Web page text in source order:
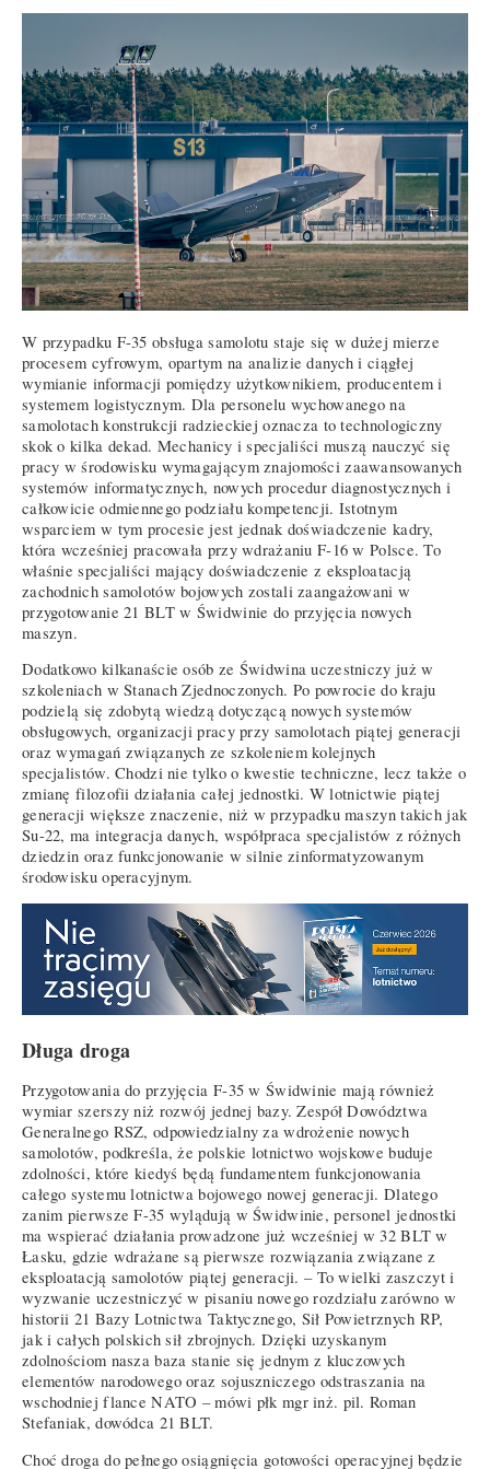
W przypadku F-35 obsługa samolotu staje się w dużej mierze
procesem cyfrowym, opartym na analizie danych i ciągłej
wymianie informacji pomiędzy użytkownikiem, producentem i
systemem logistycznym. Dla personelu wychowanego na
samolotach konstrukcji radzieckiej oznacza to technologiczny
skok o kilka dekad. Mechanicy i specjaliści muszą nauczyć się
pracy w środowisku wymagającym znajomości zaawansowanych
systemów informatycznych, nowych procedur diagnostycznych i
całkowicie odmiennego podziału kompetencji. Istotnym
wsparciem w tym procesie jest jednak doświadczenie kadry,
która wcześniej pracowała przy wdrażaniu F-16 w Polsce. To
właśnie specjaliści mający doświadczenie z eksploatacją
zachodnich samolotów bojowych zostali zaangażowani w
przygotowanie 21 BLT w Świdwinie do przyjęcia nowych
maszyn.
Dodatkowo kilkanaście osób ze Świdwina uczestniczy już w
szkoleniach w Stanach Zjednoczonych. Po powrocie do kraju
podzielą się zdobytą wiedzą dotyczącą nowych systemów
obsługowych, organizacji pracy przy samolotach piątej generacji
oraz wymagań związanych ze szkoleniem kolejnych
specjalistów. Chodzi nie tylko o kwestie techniczne, lecz także o
zmianę filozofii działania całej jednostki. W lotnictwie piątej
generacji większe znaczenie, niż w przypadku maszyn takich jak
Su-22, ma integracja danych, współpraca specjalistów z różnych
dziedzin oraz funkcjonowanie w silnie zinformatyzowanym
środowisku operacyjnym.
Długa droga
Przygotowania do przyjęcia F-35 w Świdwinie mają również
wymiar szerszy niż rozwój jednej bazy. Zespół Dowództwa
Generalnego RSZ, odpowiedzialny za wdrożenie nowych
samolotów, podkreśla, że polskie lotnictwo wojskowe buduje
zdolności, które kiedyś będą fundamentem funkcjonowania
całego systemu lotnictwa bojowego nowej generacji. Dlatego
zanim pierwsze F-35 wylądują w Świdwinie, personel jednostki
ma wspierać działania prowadzone już wcześniej w 32 BLT w
Łasku, gdzie wdrażane są pierwsze rozwiązania związane z
eksploatacją samolotów piątej generacji. – To wielki zaszczyt i
wyzwanie uczestniczyć w pisaniu nowego rozdziału zarówno w
historii 21 Bazy Lotnictwa Taktycznego, Sił Powietrznych RP,
jak i całych polskich sił zbrojnych. Dzięki uzyskanym
zdolnościom nasza baza stanie się jednym z kluczowych
elementów narodowego oraz sojuszniczego odstraszania na
wschodniej flance NATO – mówi płk mgr inż. pil. Roman
Stefaniak, dowódca 21 BLT.
Choć droga do pełnego osiągnięcia gotowości operacyjnej będzie